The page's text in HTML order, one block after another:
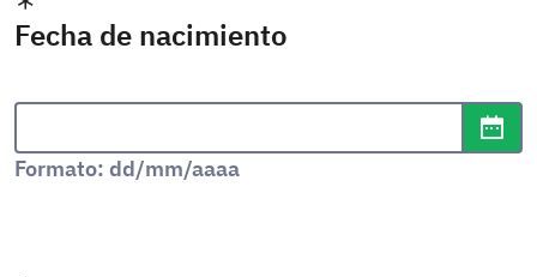
Fecha de nacimiento
Formato de fecha: dd/mm/aaaa
Formato: dd/mm/aaaa